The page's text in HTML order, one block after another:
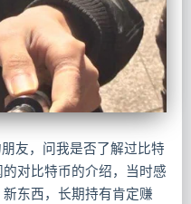
友，问我是否了解过比特
对比特币的介绍，当时感
东西，长期持有肯定赚